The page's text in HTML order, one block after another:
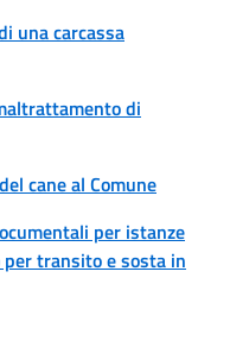
una carcassa
di
cane al Comune
per istanze
transito e sosta in